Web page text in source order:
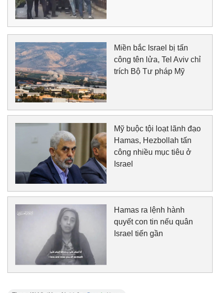
Miền bắc Israel bị tấn
công tên lửa, Tel Aviv chỉ
trích Bộ Tư pháp Mỹ
Mỹ buộc tội loạt lãnh đạo
Hamas, Hezbollah tấn
công nhiều mục tiêu ở
Israel
Hamas ra lệnh hành
quyết con tin nếu quân
Israel tiến gần